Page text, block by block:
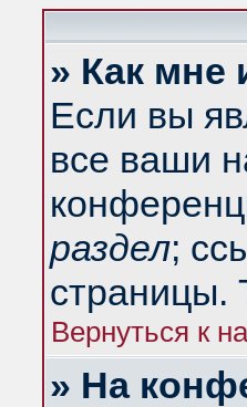
» Как мне
Если вы
все ваши
раздел;
страницы.
Вернуться к
» На